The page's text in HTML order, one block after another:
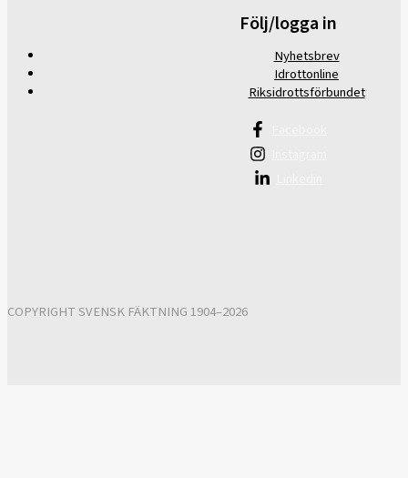
Följ/logga in
Nyhetsbrev
Idrottonline
Riksidrottsförbundet
COPYRIGHT SVENSK FÄKTNING 1904–2026